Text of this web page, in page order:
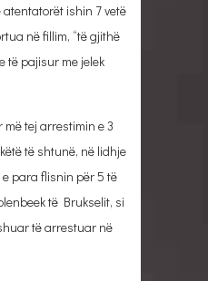
ishin 7 vetë
në fillim, “të gjithë
të pajisur me jelek
tej arrestimin e 3
të shtunë, në lidhje
para flisnin për 5 të
të Brukselit, si
të arrestuar në